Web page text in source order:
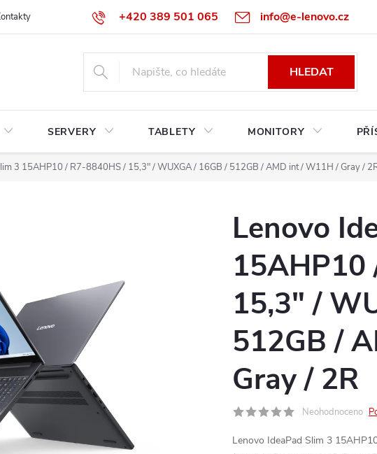
+420 389 501 065 info@e-lenovo.cz
HLEDAT
SERVERY TABLETY MONITORY
3 15AHP10 / R7-8840HS / 15,3" / WUXGA / 16GB / 512GB / AMD int / W11H / Gray /
Lenovo
15AHP10
15,3" /
512GB /
Gray / 2R
Neohodnoceno
Lenovo IdeaPad Slim 3